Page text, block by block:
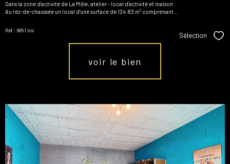
Dans la zone d'activité de La Môle, atelier - local d'activité et maison
Au rez-de-chaussée un local d'une surface de 134.83 m² comprenant...
Réf : 6851 bis
Sélection
voir le bien